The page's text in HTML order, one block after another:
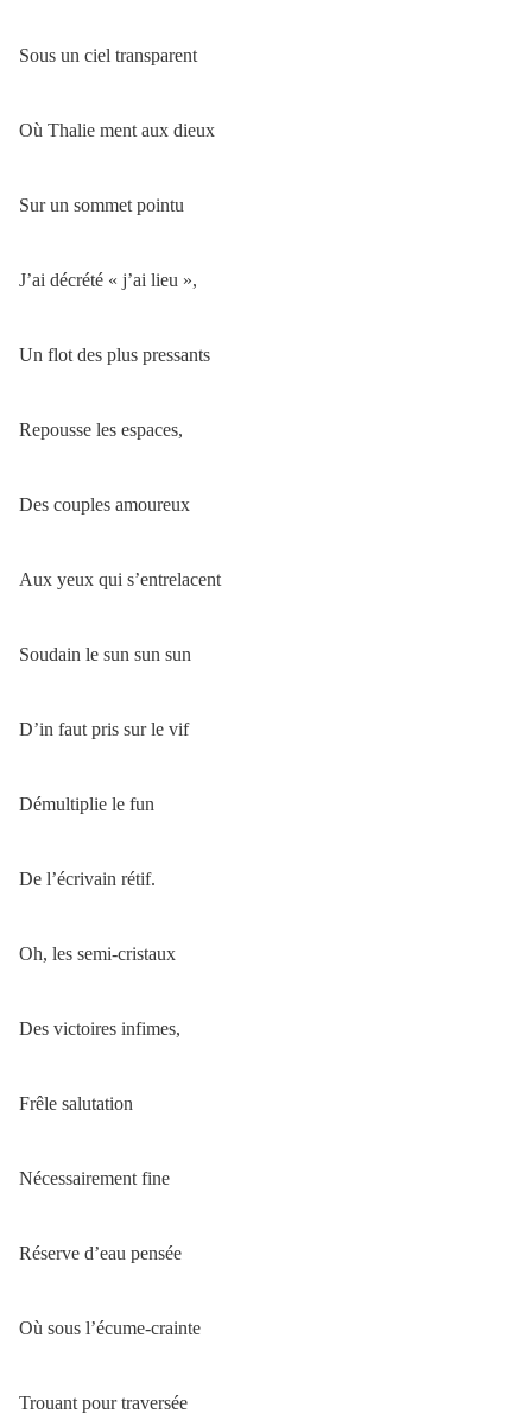
Sous un ciel transparent
Où Thalie ment aux dieux
Sur un sommet pointu
J’ai décrété « j’ai lieu »,
Un flot des plus pressants
Repousse les espaces,
Des couples amoureux
Aux yeux qui s’entrelacent
Soudain le sun sun sun
D’in faut pris sur le vif
Démultiplie le fun
De l’écrivain rétif.
Oh, les semi-cristaux
Des victoires infimes,
Frêle salutation
Nécessairement fine
Réserve d’eau pensée
Où sous l’écume-crainte
Trouant pour traversée